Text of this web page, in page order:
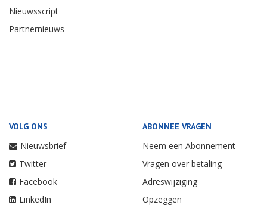
Nieuwsscript
Partnernieuws
VOLG ONS
Nieuwsbrief
Twitter
Facebook
LinkedIn
ABONNEE VRAGEN
Neem een Abonnement
Vragen over betaling
Adreswijziging
Opzeggen